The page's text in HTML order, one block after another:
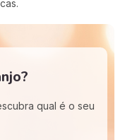
qual é o seu